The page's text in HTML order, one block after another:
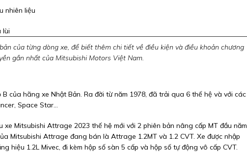
nhiên liệu
lùi
của từng dòng xe, để biết thêm chi tiết về điều kiện và điều khoản chương
gần nhất của Mitsubishi Motors Việt Nam.
của hãng xe Nhật Bản. Ra đời từ năm 1978, đã trải qua 6 thế hệ và với các
Space Star…
Mitsubishi Attrage 2023 thế hệ mới với 2 phiên bản nâng cấp MT đầu năm
Mitsubishi Attrage đang bán là Attrage 1.2MT và 1.2 CVT. Xe được nhập
hiệu 1.2L Mivec, đi kèm hộp số sàn 5 cấp và hộp số tự động vô cấp CVT.